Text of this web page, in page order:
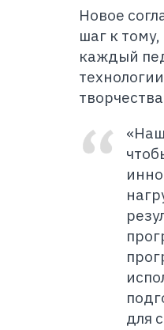
Новое
шаг к
каждый
для